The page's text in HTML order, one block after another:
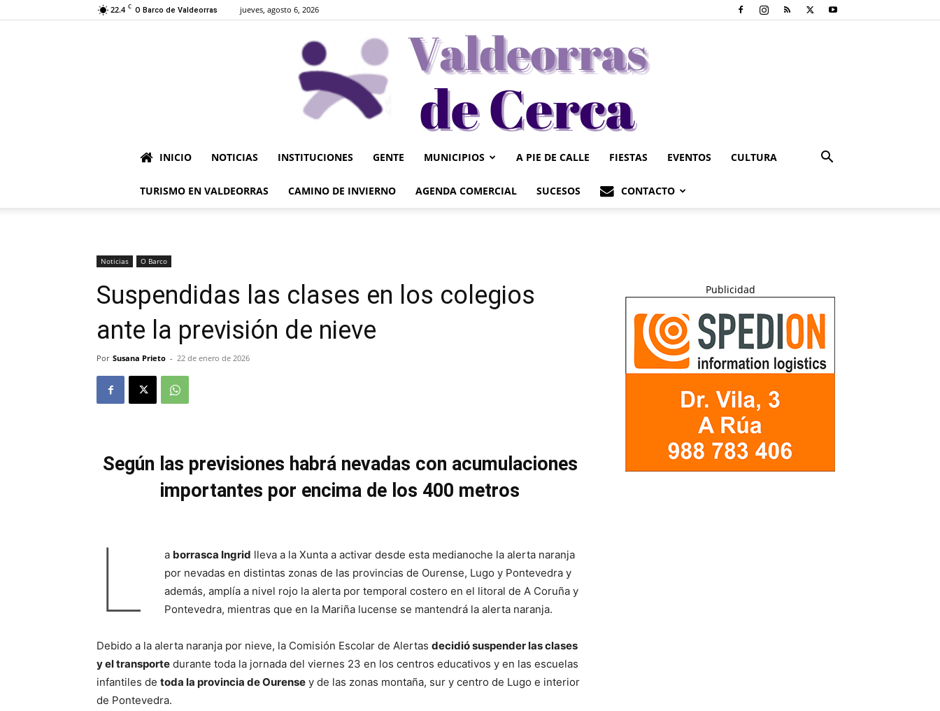
22.4 C O Barco de Valdeorras jueves, agosto 6, 2026
Valdeorrasdecerca
INICIO NOTICIAS INSTITUCIONES GENTE MUNICIPIOS A PIE DE CALLE FIESTAS EVENTOS CULTURA
TURISMO EN VALDEORRAS CAMINO DE INVIERNO AGENDA COMERCIAL SUCESOS CONTACTO
Noticias O Barco
Suspendidas las clases en los colegios
ante la previsión de nieve
Por Susana Prieto - 22 de enero de 2026
Según las previsiones habrá nevadas con acumulaciones
importantes por encima de los 400 metros
L a borrasca Ingrid lleva a la Xunta a activar desde esta medianoche la alerta naranja
por nevadas en distintas zonas de las provincias de Ourense, Lugo y Pontevedra y
además, amplía a nivel rojo la alerta por temporal costero en el litoral de A Coruña y
Pontevedra, mientras que en la Mariña lucense se mantendrá la alerta naranja.
Debido a la alerta naranja por nieve, la Comisión Escolar de Alertas decidió suspender las clases
y el transporte durante toda la jornada del viernes 23 en los centros educativos y en las escuelas
infantiles de toda la provincia de Ourense y de las zonas montaña, sur y centro de Lugo e interior
de Pontevedra.
Publicidad